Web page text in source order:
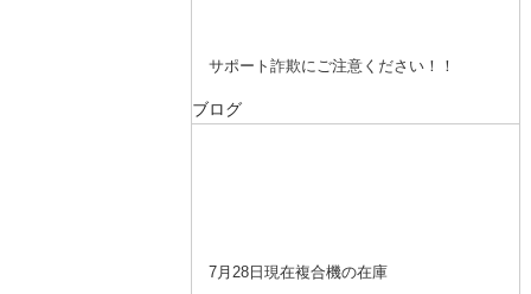
サポート詐欺にご注意ください！！
ブログ
7月28日現在複合機の在庫